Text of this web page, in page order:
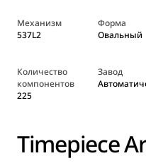
Механизм
537L2
Форма
Овальный
Количество
компонентов
225
Завод
Timepiece